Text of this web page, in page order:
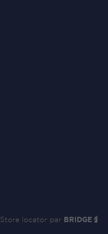
Store locator par BRIDGE